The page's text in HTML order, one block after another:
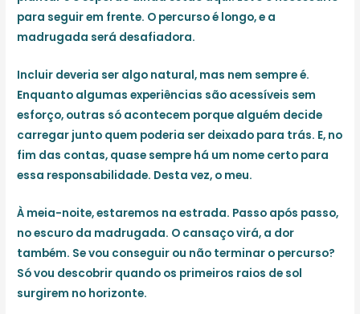
para seguir em frente. O percurso é longo, e a
madrugada será desafiadora.
Incluir deveria ser algo natural, mas nem sempre é.
Enquanto algumas experiências são acessíveis sem
esforço, outras só acontecem porque alguém decide
carregar junto quem poderia ser deixado para trás. E, no
fim das contas, quase sempre há um nome certo para
essa responsabilidade. Desta vez, o meu.
À meia-noite, estaremos na estrada. Passo após passo,
no escuro da madrugada. O cansaço virá, a dor
também. Se vou conseguir ou não terminar o percurso?
Só vou descobrir quando os primeiros raios de sol
surgirem no horizonte.